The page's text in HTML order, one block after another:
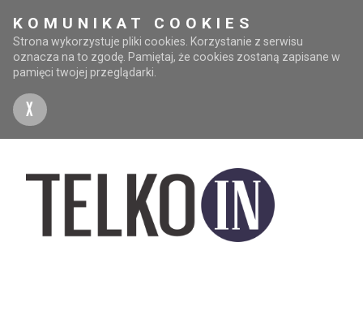
KOMUNIKAT COOKIES
Strona wykorzystuje pliki cookies. Korzystanie z serwisu
oznacza na to zgodę. Pamiętaj, że cookies zostaną zapisane w
pamięci twojej przeglądarki.
X